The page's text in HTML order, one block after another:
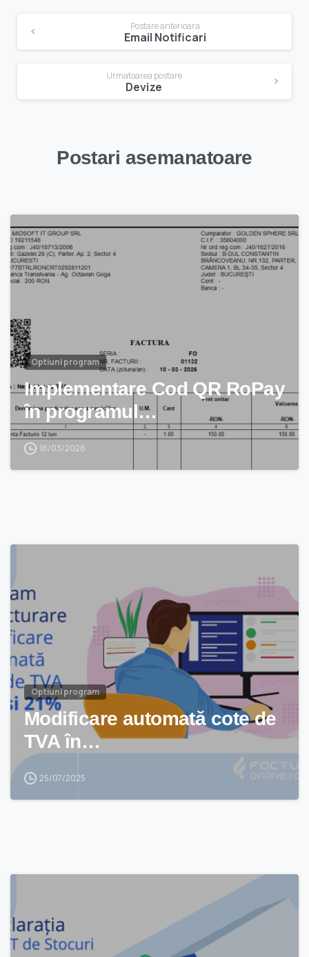
în
Postare anterioara
Email Notificari
Urmatoarea postare
Devize
Postari asemanatoare
Optiuni program
Implementare Cod QR RoPay
în programul…
16/03/2026
Optiuni program
Modificare automată cote de
TVA în…
25/07/2025